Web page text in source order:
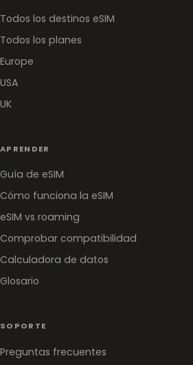
Todos los destinos eSIM
Todos los planes
Europe
USA
UK
APRENDER
Guía de eSIM
Cómo funciona la eSIM
eSIM vs roaming
Comprobar compatibilidad
Calculadora de datos
Glosario
SOPORTE
Preguntas frecuentes